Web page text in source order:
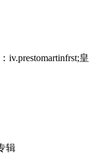
iv.prestomartinfrst;
辑